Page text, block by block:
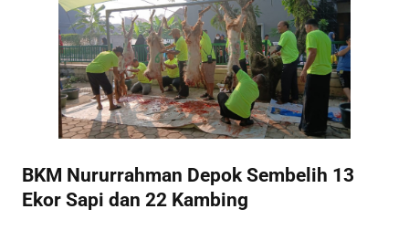
BKM Nururrahman Depok Sembelih 13
Ekor Sapi dan 22 Kambing